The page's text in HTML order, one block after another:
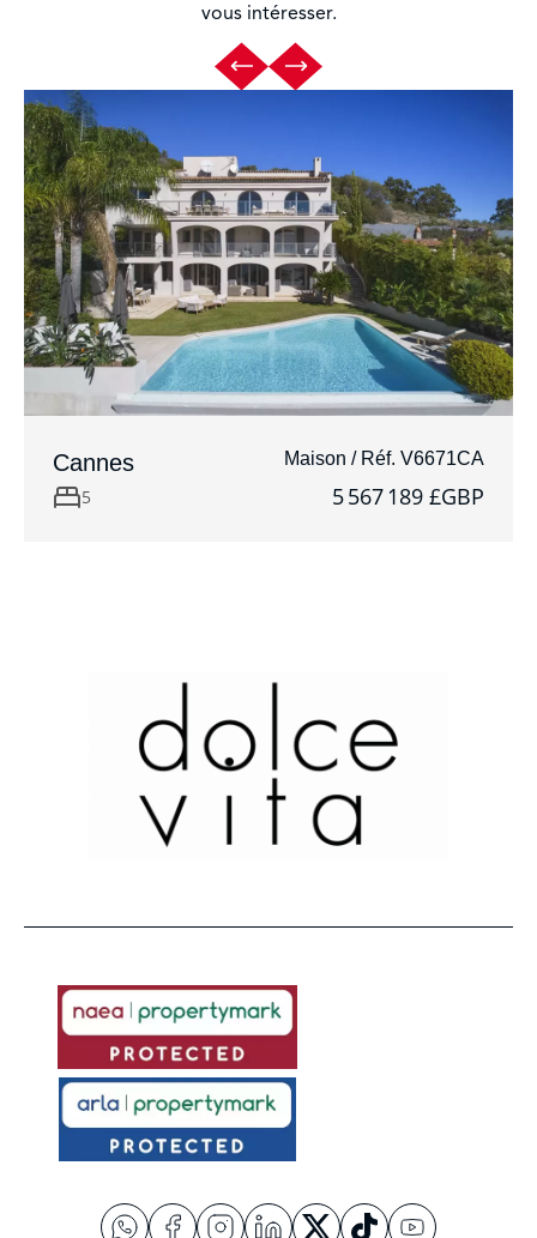
vous intéresser.
Cannes Maison / Réf. V6671CA
5 5 567 189 £GBP